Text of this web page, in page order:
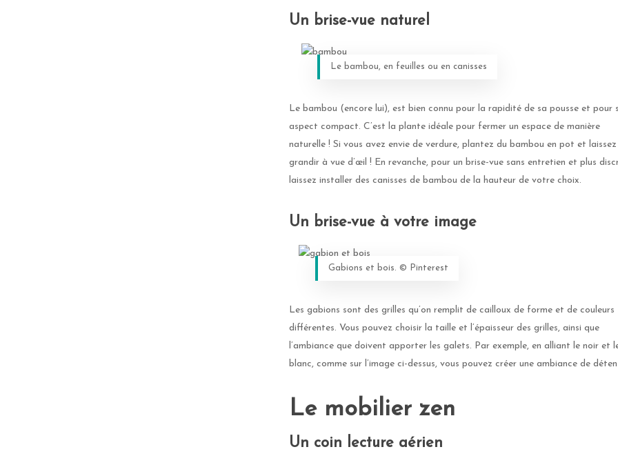
Un brise-vue naturel
Le bambou, en feuilles ou en canisses
Le bambou (encore lui), est bien connu pour la rapidité de sa pousse et pour
aspect compact. C’est la plante idéale pour fermer un espace de manière
naturelle ! Si vous avez envie de verdure, plantez du bambou en pot et laissez
grandir à vue d’œil ! En revanche, pour un brise-vue sans entretien et plus
laissez installer des canisses de bambou de la hauteur de votre choix.
Un brise-vue à votre image
Gabions et bois. ©️ Pinterest
Les gabions sont des grilles qu’on remplit de cailloux de forme et de couleurs
différentes. Vous pouvez choisir la taille et l’épaisseur des grilles, ainsi que
l’ambiance que doivent apporter les galets. Par exemple, en alliant le noir et
blanc, comme sur l’image ci-dessus, vous pouvez créer une ambiance de
Le mobilier zen
Un coin lecture aérien